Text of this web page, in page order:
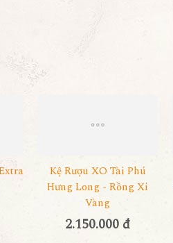
Kệ Rượu XO Tài Phú
Hưng Long - Rồng Xi
Vàng
2.150.000 đ